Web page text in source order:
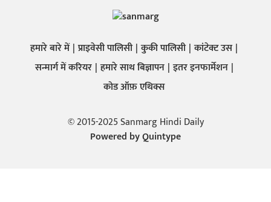
हमारे बारे में प्राइवेसी पालिसी कुकी पालिसी कांटेक्ट उस
सन्मार्ग में करियर हमारे साथ बिज्ञापन इतर इनफार्मेशन
कोड ऑफ़ एथिक्स
© 2015-2025 Sanmarg Hindi Daily
Powered byQuintype